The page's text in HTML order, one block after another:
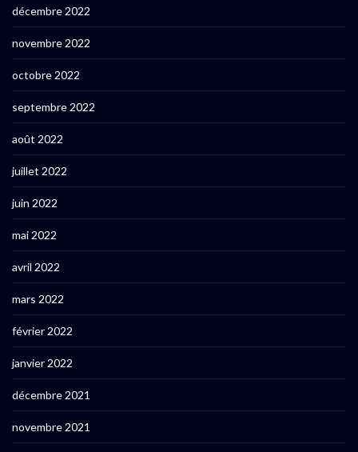
décembre 2022
novembre 2022
octobre 2022
septembre 2022
août 2022
juillet 2022
juin 2022
mai 2022
avril 2022
mars 2022
février 2022
janvier 2022
décembre 2021
novembre 2021